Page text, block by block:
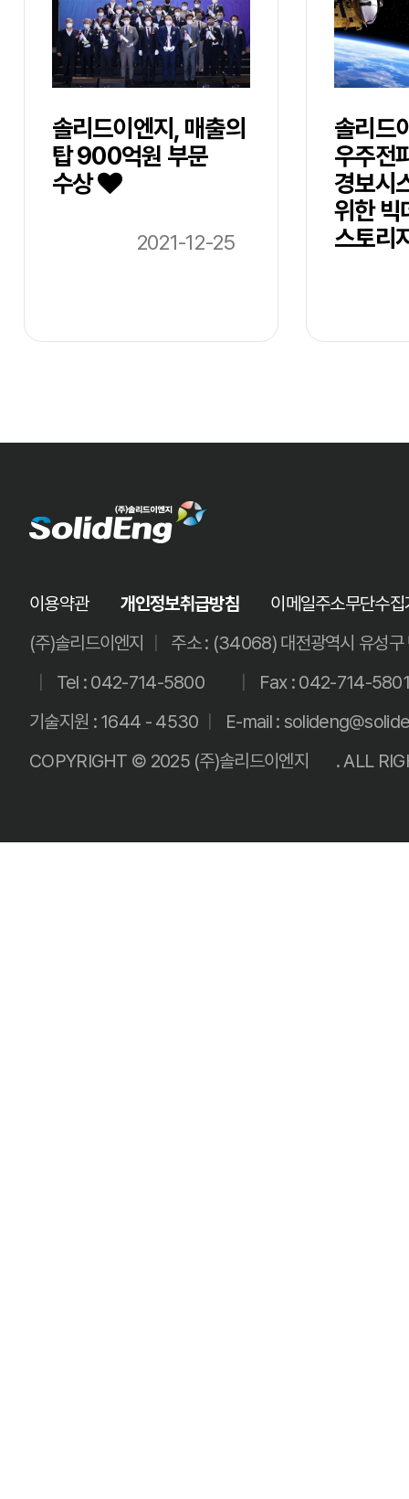
솔리드이엔지, 매출의
탑 900억원 부문
수상
2021-12-25
솔리드
우주전
경보시
위한 빅
스토리
이용약관 개인정보취급방침
이메일주소무단수집
(주)솔리드이엔지
주소 : (34068) 대전광역시 유성
Tel : 042-714-5800
Fax : 042-714-
기술지원 : 1644 - 4530
E-mail :
COPYRIGHT © 2025 (주)솔리드이엔지 . ALL